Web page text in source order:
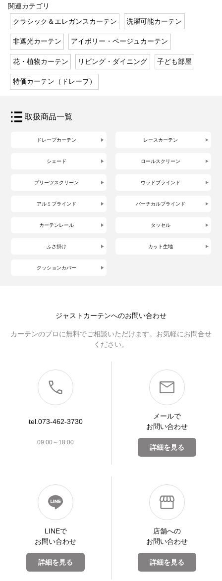
関連カテゴリ
クラシック＆エレガンスカーテン
洗濯可能カーテン
非遮光カーテン アイボリー・ベージュカーテン
花・植物カーテン リビング・ダイニング 子ども部屋
特価カーテン（ドレープ）
取扱商品一覧
ドレープカーテン レースカーテン
シェード ロールスクリーン
プリーツスクリーン ウッドブラインド
アルミブラインド バーチカルブラインド
カーテンレール タッセル
ふさ掛け カット生地
クッションカバー
ジャストカーテンへのお問い合わせ
カーテンのプロに無料でご相談いただけます。お気軽にお問合せ
ください。
tel.073-462-3730
09:00～18:00
メールで
お問い合わせ
詳細を見る
LINEで
お問い合わせ
詳細を見る
店舗への
お問い合わせ
詳細を見る